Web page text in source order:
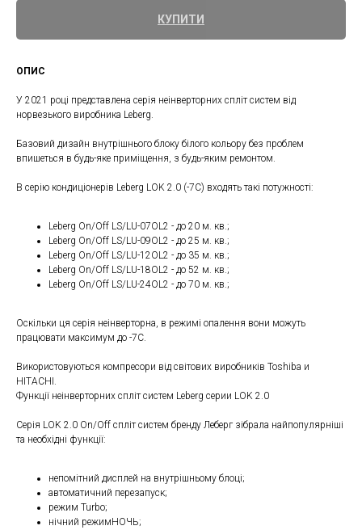
КУПИТИ
ОПИС
У 2021 році представлена ​​серія неінверторних спліт систем від
норвезького виробника Leberg.
Базовий дизайн внутрішнього блоку білого кольору без проблем
впишеться в будь-яке приміщення, з будь-яким ремонтом.
В серію кондиціонерів Leberg LOK 2.0 (-7С) входять такі потужності:
Leberg On/Off LS/LU-07OL2 - до 20 м. кв.;
Leberg On/Off LS/LU-09OL2 - до 25 м. кв.;
Leberg On/Off LS/LU-12OL2 - до 35 м. кв.;
Leberg On/Off LS/LU-18OL2 - до 52 м. кв.;
Leberg On/Off LS/LU-24OL2 - до 70 м. кв.;
Оскільки ця серія неінверторна, в режимі опалення вони можуть
працювати максимум до -7С.
Використовуються компресори від світових виробників Toshiba и
HITACHI.
Функції неінверторних спліт систем Leberg серии LOK 2.0
Серія LOK 2.0 On/Off спліт систем бренду Леберг зібрала найпопулярніші
та необхідні функції:
непомітний дисплей на внутрішньому блоці;
автоматичний перезапуск;
режим Turbo;
нічний режимНОЧЬ;